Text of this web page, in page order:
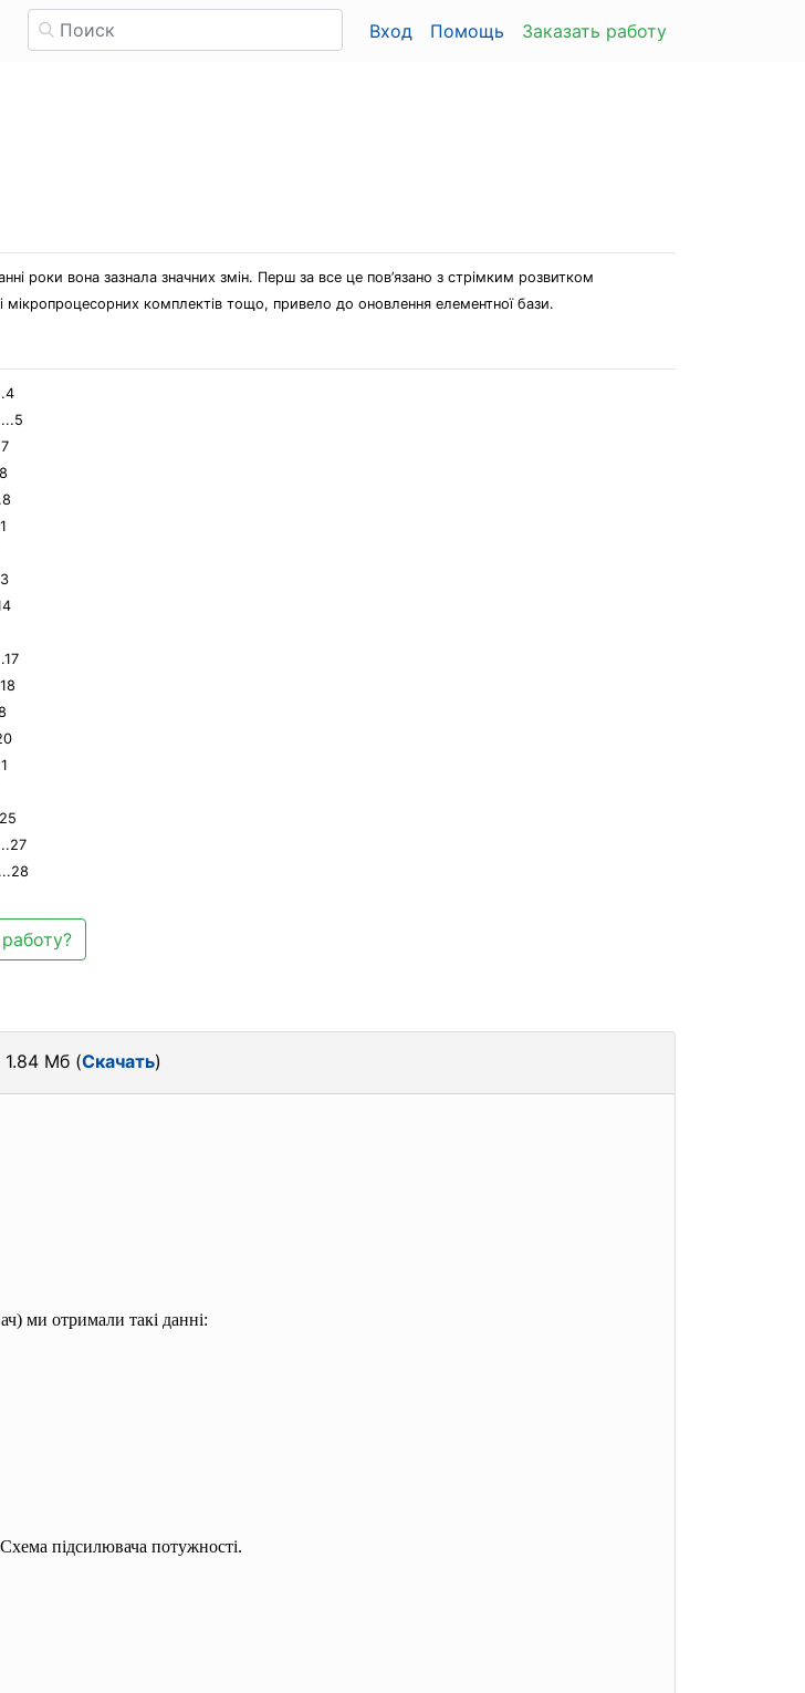
Вход Помощь Заказать работу
роки вона зазнала значних змін. Перш за все це пов’язано з стрімким розвитком
комплектів тощо, привело до оновлення елементної бази.
Мб (Скачать)
ми отримали такі данні:
підсилювача потужності.